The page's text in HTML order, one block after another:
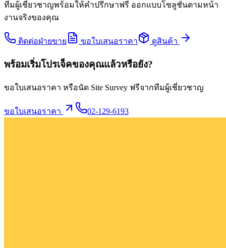
ทีมผู้เชี่ยวชาญพร้อมให้คำปรึกษาฟรี ออกแบบโซลูชั่นตามหน้า
งานจริงของคุณ
ติดต่อฝ่ายขาย ขอใบเสนอราคา ดูสินค้า
พร้อมเริ่มโปรเจ็คของคุณแล้วหรือยัง?
ขอใบเสนอราคา หรือนัด Site Survey ฟรีจากทีมผู้เชี่ยวชาญ
ขอใบเสนอราคา 02-129-6193